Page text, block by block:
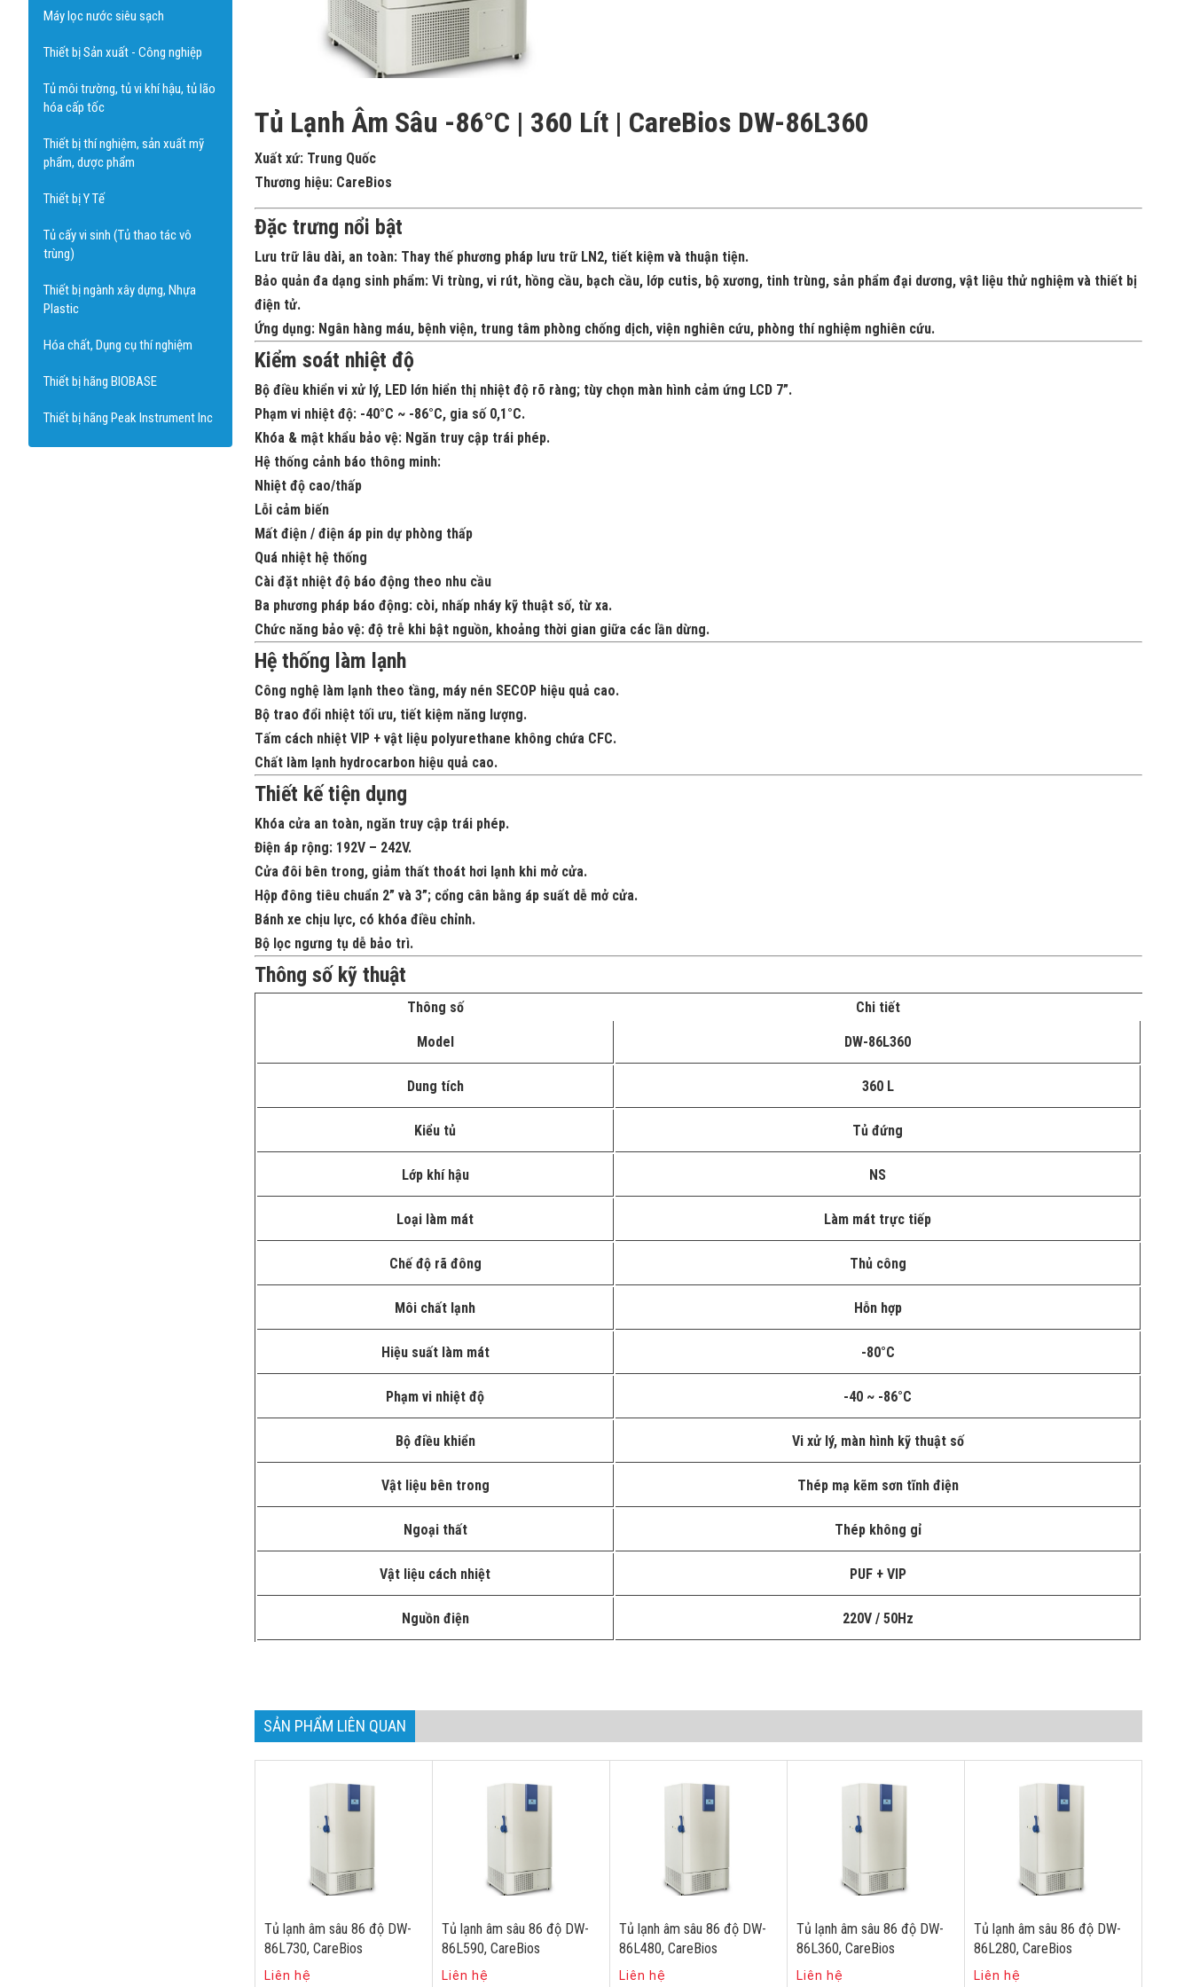
Máy lọc nước siêu sạch
Thiết bị Sản xuất - Công nghiệp
Tủ môi trường, tủ vi khí hậu, tủ lão
hóa cấp tốc
Thiết bị thí nghiệm, sản xuất mỹ
phẩm, dược phẩm
Thiết bị Y Tế
Tủ cấy vi sinh (Tủ thao tác vô
trùng)
Thiết bị ngành xây dựng, Nhựa
Plastic
Hóa chất, Dụng cụ thí nghiệm
Thiết bị hãng BIOBASE
Thiết bị hãng Peak Instrument Inc
Tủ Lạnh Âm Sâu -86°C | 360 Lít | CareBios DW-86L360
Xuất xứ: Trung Quốc
Thương hiệu: CareBios
Đặc trưng nổi bật
Lưu trữ lâu dài, an toàn: Thay thế phương pháp lưu trữ LN2, tiết kiệm và thuận tiện.
Bảo quản đa dạng sinh phẩm: Vi trùng, vi rút, hồng cầu, bạch cầu, lớp cutis, bộ xương, tinh trùng, sản phẩm đại dương, vật liệu thử nghiệm và thiết bị
điện tử.
Ứng dụng: Ngân hàng máu, bệnh viện, trung tâm phòng chống dịch, viện nghiên cứu, phòng thí nghiệm nghiên cứu.
Kiểm soát nhiệt độ
Bộ điều khiển vi xử lý, LED lớn hiển thị nhiệt độ rõ ràng; tùy chọn màn hình cảm ứng LCD 7”.
Phạm vi nhiệt độ: -40°C ~ -86°C, gia số 0,1°C.
Khóa & mật khẩu bảo vệ: Ngăn truy cập trái phép.
Hệ thống cảnh báo thông minh:
Nhiệt độ cao/thấp
Lỗi cảm biến
Mất điện / điện áp pin dự phòng thấp
Quá nhiệt hệ thống
Cài đặt nhiệt độ báo động theo nhu cầu
Ba phương pháp báo động: còi, nhấp nháy kỹ thuật số, từ xa.
Chức năng bảo vệ: độ trễ khi bật nguồn, khoảng thời gian giữa các lần dừng.
Hệ thống làm lạnh
Công nghệ làm lạnh theo tầng, máy nén SECOP hiệu quả cao.
Bộ trao đổi nhiệt tối ưu, tiết kiệm năng lượng.
Tấm cách nhiệt VIP + vật liệu polyurethane không chứa CFC.
Chất làm lạnh hydrocarbon hiệu quả cao.
Thiết kế tiện dụng
Khóa cửa an toàn, ngăn truy cập trái phép.
Điện áp rộng: 192V – 242V.
Cửa đôi bên trong, giảm thất thoát hơi lạnh khi mở cửa.
Hộp đông tiêu chuẩn 2” và 3”; cổng cân bằng áp suất dễ mở cửa.
Bánh xe chịu lực, có khóa điều chỉnh.
Bộ lọc ngưng tụ dễ bảo trì.
Thông số kỹ thuật
Thông số Chi tiết
Model DW-86L360
Dung tích 360 L
Kiểu tủ Tủ đứng
Lớp khí hậu NS
Loại làm mát Làm mát trực tiếp
Chế độ rã đông Thủ công
Môi chất lạnh Hỗn hợp
Hiệu suất làm mát -80°C
Phạm vi nhiệt độ -40 ~ -86°C
Bộ điều khiển Vi xử lý, màn hình kỹ thuật số
Vật liệu bên trong Thép mạ kẽm sơn tĩnh điện
Ngoại thất Thép không gỉ
Vật liệu cách nhiệt PUF + VIP
Nguồn điện 220V / 50Hz
SẢN PHẨM LIÊN QUAN
Tủ lạnh âm sâu 86 độ DW-
86L730, CareBios
Liên hệ
Tủ lạnh âm sâu 86 độ DW-
86L590, CareBios
Liên hệ
Tủ lạnh âm sâu 86 độ DW-
86L480, CareBios
Liên hệ
Tủ lạnh âm sâu 86 độ DW-
86L360, CareBios
Liên hệ
Tủ lạnh âm sâu 86 độ DW-
86L280, CareBios
Liên hệ